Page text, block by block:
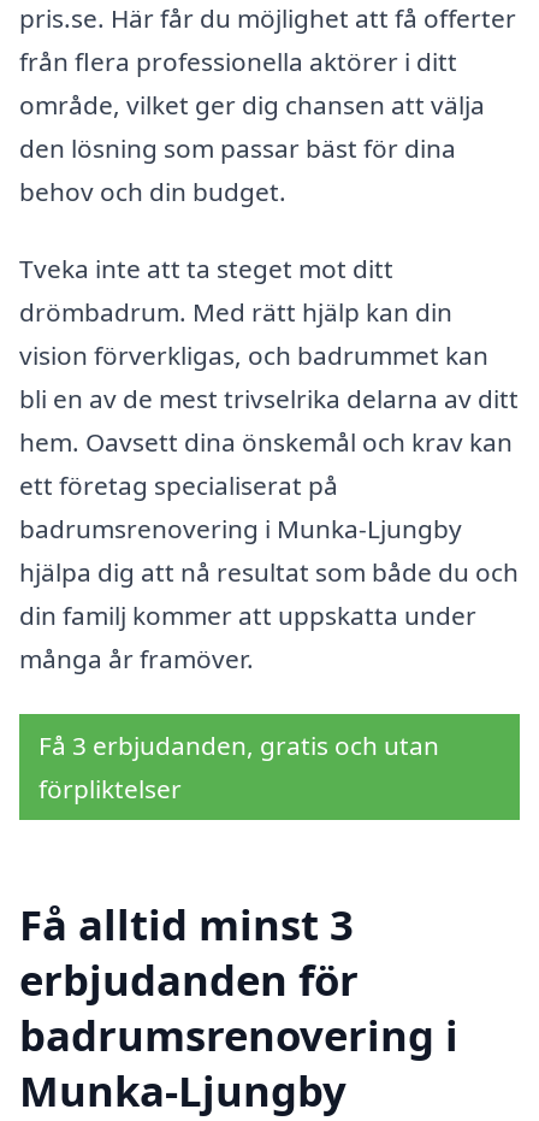
pris.se. Här får du möjlighet att få offerter
från flera professionella aktörer i ditt
område, vilket ger dig chansen att välja
den lösning som passar bäst för dina
behov och din budget.
Tveka inte att ta steget mot ditt
drömbadrum. Med rätt hjälp kan din
vision förverkligas, och badrummet kan
bli en av de mest trivselrika delarna av ditt
hem. Oavsett dina önskemål och krav kan
ett företag specialiserat på
badrumsrenovering i Munka-Ljungby
hjälpa dig att nå resultat som både du och
din familj kommer att uppskatta under
många år framöver.
Få 3 erbjudanden, gratis och utan
förpliktelser
Få alltid minst 3
erbjudanden för
badrumsrenovering i
Munka-Ljungby